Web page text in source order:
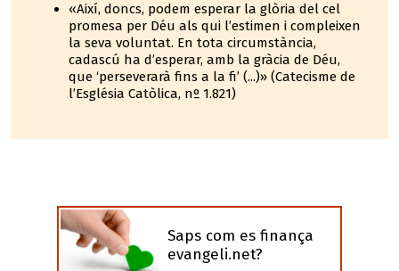
«Així, doncs, podem esperar la glòria del cel
promesa per Déu als qui l’estimen i compleixen
la seva voluntat. En tota circumstància,
cadascú ha d’esperar, amb la gràcia de Déu,
que ‘perseverarà fins a la fi’ (...)» (Catecisme de
l’Església Catòlica, nº 1.821)
Saps com es finança
evangeli.net?